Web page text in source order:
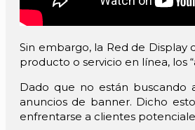
Sin embargo, la Red de
producto o servicio en línea, los
Dado que no están buscando
anuncios de banner. Dicho
enfrentarse a clientes